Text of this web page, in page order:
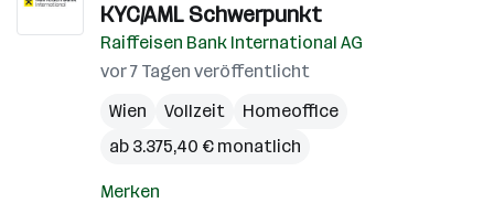
KYC/AML Schwerpunkt
Raiffeisen Bank International AG
vor 7 Tagen veröffentlicht
Wien
Vollzeit
Homeoffice
ab 3.375,40 € monatlich
Merken